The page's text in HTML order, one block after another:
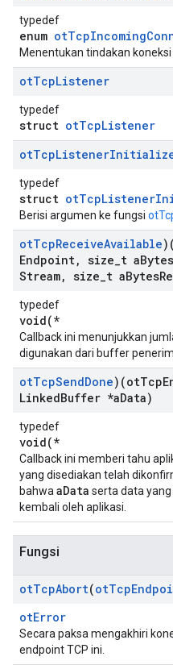
typedef
enum
Menentukan tindakan koneksi
otTcpListener
typedef
struct otTcpListener
otTcpListener
typedef
struct
Berisi argumen ke fungsi
otTcpReceiveAvailable
Endpoint, size t aBytes
Stream, size t aBytes
typedef
void(*
Callback ini menunjukkan
digunakan dari buffer
otTcpSendDone)(otTcp
LinkedBuffer *aData)
typedef
void(*
Callback ini memberi tahu
yang disediakan telah
bahwa aData serta data
kembali oleh aplikasi.
Fungsi
otTcpAbort(otTcp
otError
Secara paksa mengakhiri
endpoint TCP ini.